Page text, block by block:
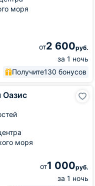
моря
от2 600руб.
за 1 ночь
Получите130 бонусов
Оазис
моря
от1 000руб.
за 1 ночь